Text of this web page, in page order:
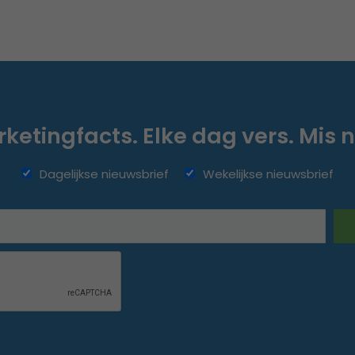
Elke dag vers. Mis
Dagelijkse nieuwsbrief Wekelijkse nieuwsbrief